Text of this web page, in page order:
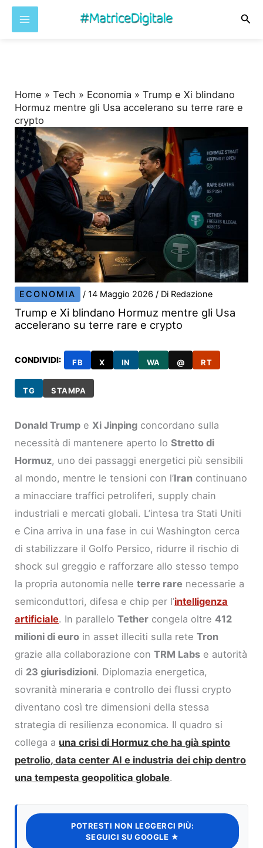
Home »Tech » Economia »Trump e Xi blindano
Hormuz mentre gli Usa accelerano su terre rare e
crypto
ECONOMIA /14 Maggio 2026/ Di Redazione
Trump e Xi blindano Hormuz mentre gli Usa
accelerano su terre rare e crypto
CONDIVIDI: FB X IN WA @ RT
TG STAMPA
Donald Trump eXi Jinping concordano sulla
necessità di mantenere aperto loStretto di
Hormuz, uno dei passaggi energetici più sensibili
al mondo, mentre le tensioni con l’Iran continuano
a minacciare traffici petroliferi, supply chain
industriali e mercati globali. L’intesa tra Stati Uniti
e Cina arriva in una fase in cui Washington cerca
di stabilizzare il Golfo Persico, ridurre il rischio di
shock sul greggio e rafforzare allo stesso tempo
la propria autonomia nelleterre rare necessarie a
semiconduttori, difesa e chip per l’intelligenza
artificiale. In paralleloTether congela oltre412
milioni di euro in asset illeciti sulla reteTron
grazie alla collaborazione conTRM Labs e autorità
di 23 giurisdizioni. Diplomazia energetica,
sovranità mineraria e controllo dei flussi crypto
diventano così tre dimensioni della stessa
strategia di resilienza economica. Il quadro si
collega a una crisi di Hormuz che ha già spinto
petrolio, data center AI e industria dei chip dentro
una tempesta geopolitica globale.
POTRESTI NON LEGGERCI PIÙ:
SEGUICI SU GOOGLE ★